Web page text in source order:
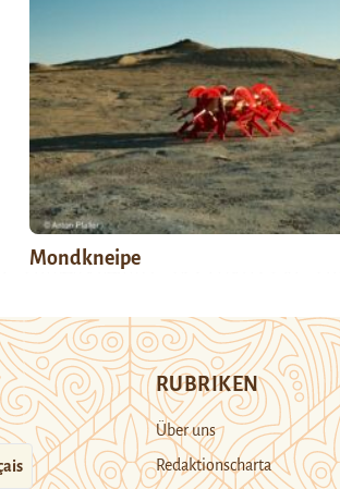
Mondkneipe
RUBRIKEN
Über uns
Redaktionscharta